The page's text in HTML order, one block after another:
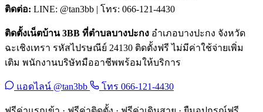
ติดต่อ: LINE: @tan3bb | โทร: 066-121-4430
ติดตั้งเน็ตบ้าน 3BB ที่ตำบลบางปะกง อำเภอบางปะกง จังหวัด
ฉะเชิงเทรา รหัสไปรษณีย์ 24130 ติดตั้งฟรี ไม่มีค่าใช้จ่ายเพิ่ม
เติม พนักงานบริษัทมืออาชีพพร้อมให้บริการ
แอดไลน์ @tan3bb โทร 066-121-4430